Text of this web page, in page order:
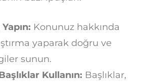
Konunuz hakkında
yaparak doğru ve
sunun.
Kullanın: Başlıklar,